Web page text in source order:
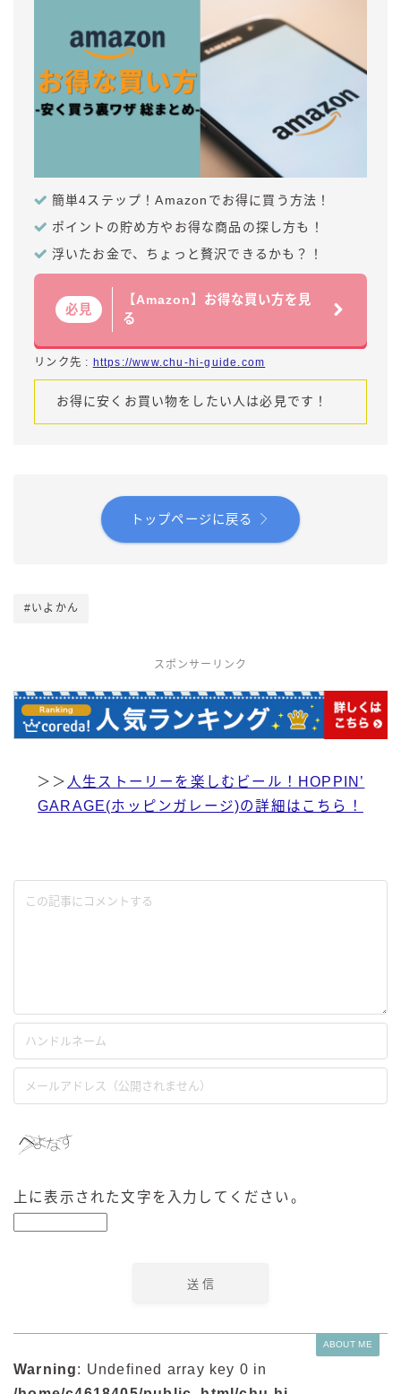
簡単4ステップ！Amazonでお得に買う方法！
ポイントの貯め方やお得な商品の探し方も！
浮いたお金で、ちょっと贅沢できるかも？！
必見
【Amazon】お得な買い方を見
る
リンク先 : https://www.chu-hi-guide.com
お得に安くお買い物をしたい人は必見です！
トップページに戻る
#いよかん
スポンサーリンク
＞＞ 人生ストーリーを楽しむビール！HOPPIN’
GARAGE(ホッピンガレージ)の詳細はこちら！
上に表示された文字を入力してください。
ABOUT ME
Warning: Undefined array key 0 in
毎日更新
缶チューハイの売れ筋ランキングはこちら